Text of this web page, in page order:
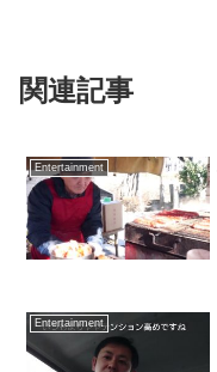
関連記事
Entertainment
Entertainment